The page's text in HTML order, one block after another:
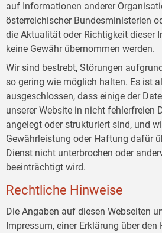
auf Informationen anderer
österreichischer Bundesministerien
die Aktualität oder Richtigkeit dieser
keine Gewähr übernommen werden.
Wir sind bestrebt, Störungen
so gering wie möglich halten. Es ist
ausgeschlossen, dass einige der
unserer Website in nicht fehlerfreien
angelegt oder strukturiert sind, und
Gewährleistung oder Haftung dafür
Dienst nicht unterbrochen oder
beeinträchtigt wird.
Rechtliche Hinweise
Die Angaben auf diesen Webseiten
Impressum, einer Erklärung über